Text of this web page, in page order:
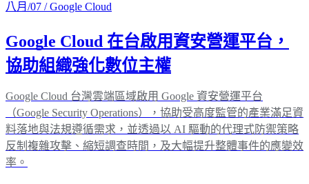
八月/07 / Google Cloud
Google Cloud 在台啟用資安營運平台，
協助組織強化數位主權
Google Cloud 台灣雲端區域啟用 Google 資安營運平台
（Google Security Operations），協助受高度監管的產業滿足資
料落地與法規遵循需求，並透過以 AI 驅動的代理式防禦策略
反制複雜攻擊、縮短調查時間，及大幅提升整體事件的應變效
率。